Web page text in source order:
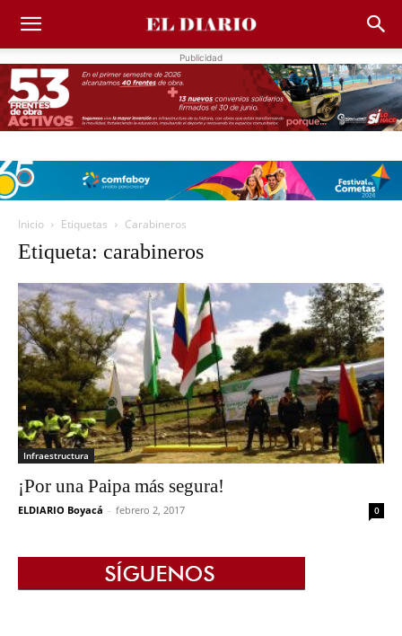
Publicidad
Inicio Etiquetas Carabineros
Etiqueta: carabineros
Infraestructura
¡Por una Paipa más segura!
ELDIARIO Boyacá - febrero 2, 2017 0